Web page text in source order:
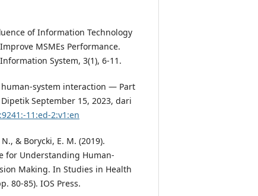
of Information Technology
MSMEs Performance.
System, 3(1), 6-11.
human-system interaction — Part
September 15, 2023, dari
11:ed-2:v1:en
& Borycki, E. M. (2019).
for Understanding Human-
Making. In Studies in Health
80-85). IOS Press.